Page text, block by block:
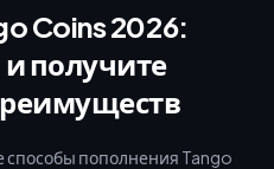
Coins 2026:
получите
пополнения Tango